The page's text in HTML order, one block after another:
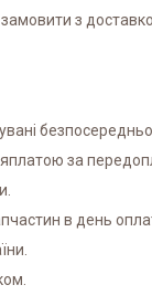
з
за
в день